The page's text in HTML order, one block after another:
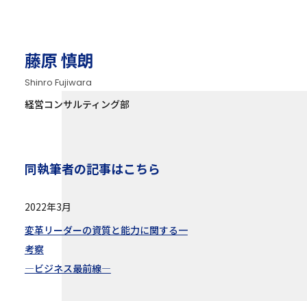
藤原 慎朗
Shinro Fujiwara
経営コンサルティング部
同執筆者の記事はこちら
2022年3月
変革リーダーの資質と能力に関する一
考察
—ビジネス最前線—